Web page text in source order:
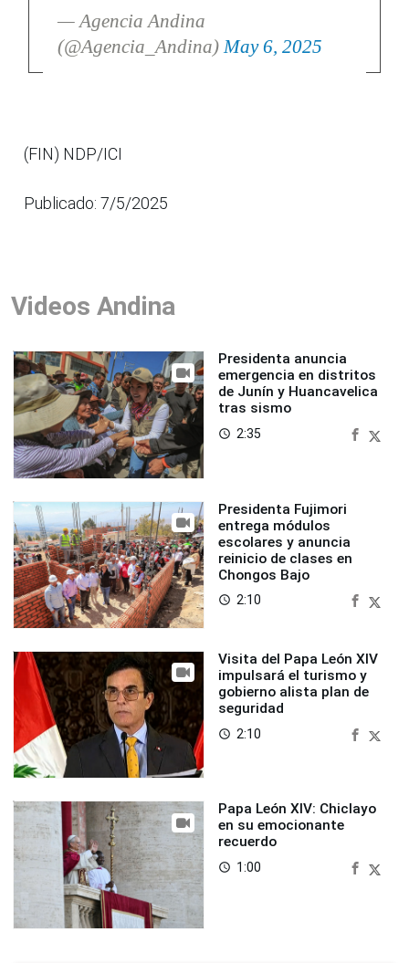
— Agencia Andina
(@Agencia_Andina) May 6, 2025
(FIN) NDP/ICI
Publicado: 7/5/2025
Videos Andina
Presidenta anuncia
emergencia en distritos
de Junín y Huancavelica
tras sismo
access_time 2:35
Presidenta Fujimori
entrega módulos
escolares y anuncia
reinicio de clases en
Chongos Bajo
access_time 2:10
Visita del Papa León XIV
impulsará el turismo y
gobierno alista plan de
seguridad
access_time 2:10
Papa León XIV: Chiclayo
en su emocionante
recuerdo
access_time 1:00